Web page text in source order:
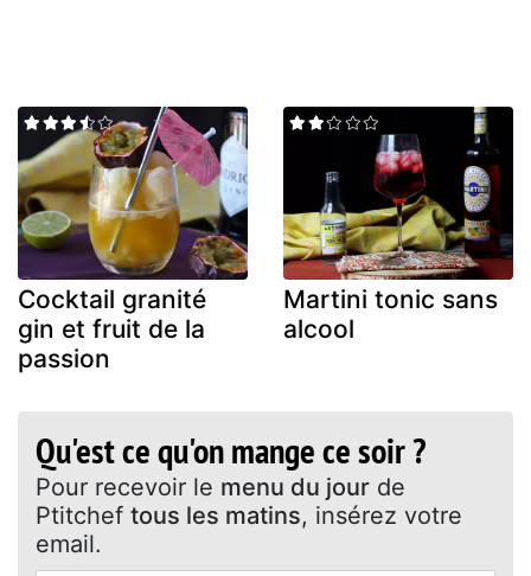
Cocktail granité
gin et fruit de la
passion
Martini tonic sans
alcool
Qu'est ce qu'on mange ce soir ?
Pour recevoir le menu du jour de
Ptitchef tous les matins, insérez votre
email.